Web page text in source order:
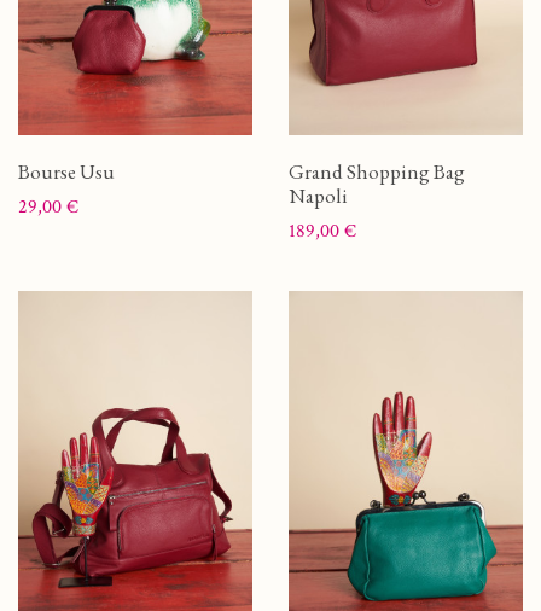
Bourse Usu
Prix
29,00 €
Grand Shopping Bag
Napoli
Prix
189,00 €